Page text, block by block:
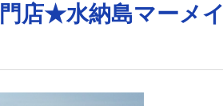
店★水納島マーメイ